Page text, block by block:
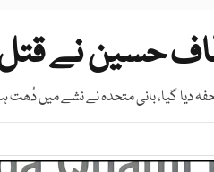
حسین نے
دیا گیا، بانی متحدہ نے نشے میں دُھت